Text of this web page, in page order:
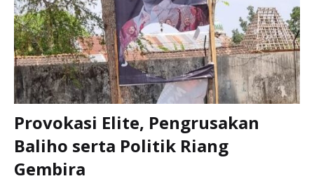
Provokasi Elite, Pengrusakan
Baliho serta Politik Riang
Gembira